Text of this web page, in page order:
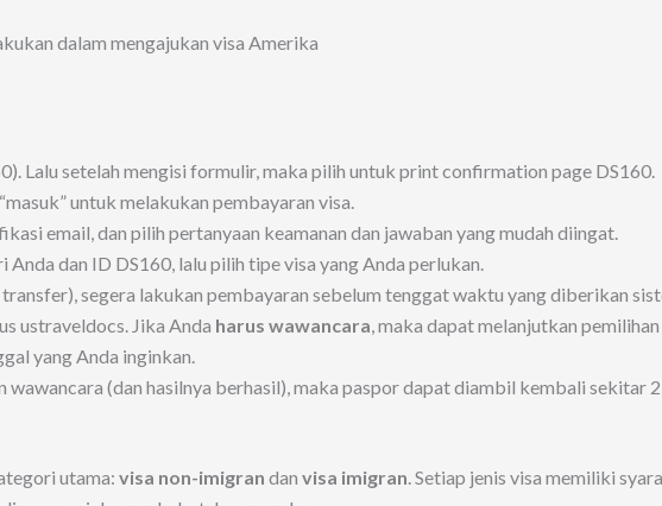
dalam mengajukan visa Amerika
Lalu setelah mengisi formulir, maka pilih untuk print confirmation page DS160.
untuk melakukan pembayaran visa.
email, dan pilih pertanyaan keamanan dan jawaban yang mudah diingat.
dan ID DS160, lalu pilih tipe visa yang Anda perlukan.
segera lakukan pembayaran sebelum tenggat waktu yang diberikan
ustraveldocs. Jika Anda harus wawancara, maka dapat melanjutkan
yang Anda inginkan.
wawancara (dan hasilnya berhasil), maka paspor dapat diambil kembali sekitar
utama: visa non-imigran dan visa imigran. Setiap jenis visa memiliki